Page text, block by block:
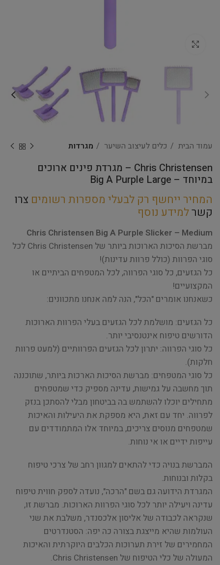
עמוד הבית כלים לעיצוב השיער מגרדות
Chris Christensen – מגרדת פינים ארוכים
במיוחד – Big A Purple Large
המחיר ייחשף רק לבעלי מספרות רשומים צרו
קשרלמידע נוסף
Chris Christensen Big A Purple Slicker – Medium
מברשת הסיכות הארוכות ביותר של Chris Christensen לכל
סוגי הפרוות (כולל פרוות עדינות)!
כל הגזעים, כל סוגי הפרווה, לכל המטפחים הביתיים או
המקצועיים!
כשאנחנו אומרים "הכל", הנה למה אנחנו מתכוונים:
כל הגזעים: מושלמת לכל הגזעים בעלי הפרוות הארוכות
הדורשים טיפוח אינטנסיבי יותר.
כל סוגי הפרווה: יתרון לכל הגזעים הפרוותיים (למעט פרוות
חלקות).
כל סוגי המטפחים: מברשת הסיכות הארכות ביותר, שתוכננה
תוך מחשבה על גמישות, עדינה מספיק כדי שמטפחים
מתחילים יוכלו להשתמש בה בביטחון מבלי להסתכן בנזק
לפרווה. יחד עם זאת, היא מספקת את היעילות והאיכות
שמטפחים מנוסים צריכים, במיוחד אלו המתמודדים עם
עייפות ידיים או אי נוחות.
המברשת בנויה כדי להתאים למגוון רחב של צרכי טיפוח
בקלות ובנוחות.
המגרדת הידועה גם בשם "הרכה", נועדה לספק חווית טיפוח
עדינה ויעילה יותר לכל סוגי הפרוות הארוכות. מברשת זו,
שנקראה לכבודה של אליסון אלכסנדר, משלבת את שני
העולמות שהיא מייצגת בצורה כה יפה: הסטנדרטים
המחמירים של זירת תערוכות הכלבים היוקרתית והאיכות
המעולה של כלי הטיפוח של Chris Christensen.